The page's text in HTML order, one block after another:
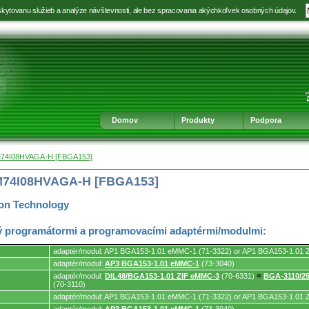
služieb a analýze návštevnosti, ale bez spracovania akýchkoľvek osobných údajov.
na
výber
jazyka
na
hlavnú
navigáciu
na
obsah
na
navigáciu
v
päte
Domov Produkty Podpora
H [FBGA153]
H [FBGA153]
Technology
programátormi a programovacími adaptérmi/modulmi:
adaptér/modul: AP1 BGA153-1.01 eMMC-1 (71-3322) or AP1 BGA153-1.01
adaptér/modul: AP3 BGA153-1.01 eMMC-1 (73-3040)
adaptér/modul: DIL48/BGA153-1.01 ZIF eMMC-3 (70-6331) = BGA-3110/
(70-3110)
adaptér/modul: AP1 BGA153-1.01 eMMC-1 (71-3322) or AP1 BGA153-1.01